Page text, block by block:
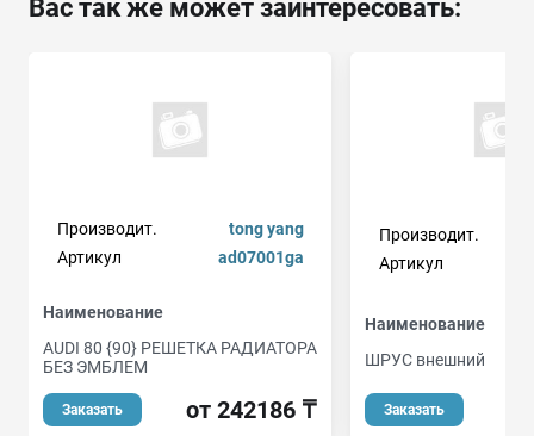
Вас так же может заинтересовать:
Производит.
tong yang
Артикул
ad07001ga
Наименование
AUDI 80 {90} РЕШЕТКА РАДИАТОРА
БЕЗ ЭМБЛЕМ
Заказать от 242186 ₸
Производит.
Артикул
Наименование
ШРУС внешний
Заказать